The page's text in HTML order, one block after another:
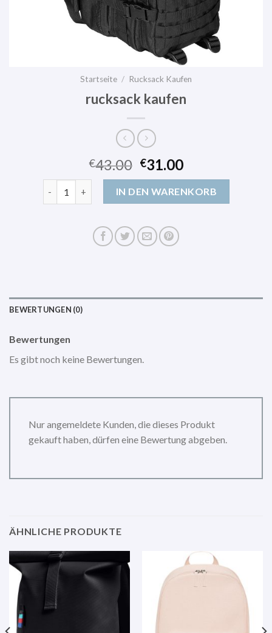
Startseite / Rucksack Kaufen
rucksack kaufen
€43.00 €31.00
rucksack kaufen MengeIN DEN WARENKORB
BEWERTUNGEN (0)
Bewertungen
Es gibt noch keine Bewertungen.
Nur angemeldete Kunden, die dieses Produkt
gekauft haben, dürfen eine Bewertung abgeben.
ÄHNLICHE PRODUKTE